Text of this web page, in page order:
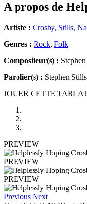
A propos de
Artiste : Crosby, Stills,
Genres : Rock, Folk
Compositeur(s) :
Parolier(s) : Stephen Stills
JOUER CETTE
PREVIEW
PREVIEW
PREVIEW
Previous Next